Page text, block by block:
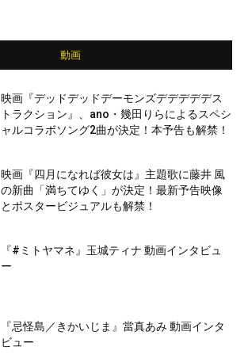
動画
映画『デッドデッドデーモンズデデデデデス
トラクション』、ano・幾田りらによるスペシ
ャルコラボソング2曲が決定！本予告も解禁！
映画『四月になれば彼女は』主題歌に藤井 風
の新曲「満ちてゆく」が決定！最新予告映像
とポスタービジュアルも解禁！
『#ミトヤマネ』玉城ティナ 動画インタビュ
ー
『忌怪島／きかいじま』當真あみ 動画インタ
ビュー